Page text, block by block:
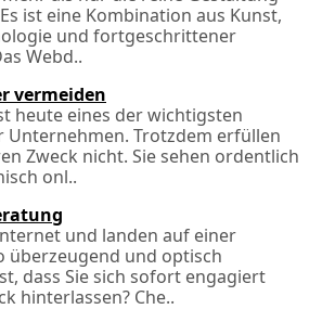
ist eine Kombination aus Kunst,
und fortgeschrittener
Webd..
vermeiden
heute eines der wichtigsten
Unternehmen. Trotzdem erfüllen
Zweck nicht. Sie sehen ordentlich
onl..
und landen auf einer
überzeugend und optisch
dass Sie sich sofort engagiert
hinterlassen? Che..